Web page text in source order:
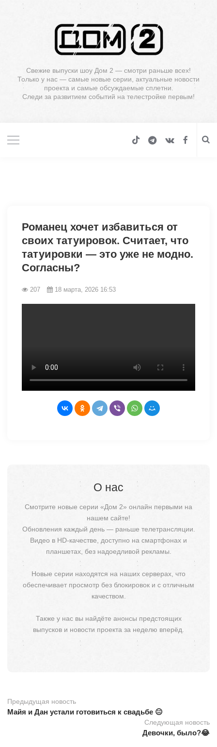
Свежие выпуски шоу Дом 2 — смотри раньше всех!
Только у нас — самые новые серии, актуальные новости
проекта и самые обсуждаемые сплетни.
Следи за развитием событий на телестройке первым!
Романец хочет избавиться от
своих татуировок. Считает, что
татуировки — это уже не модно.
Согласны?
207 18 марта, 2026 16:53
О нас
Смотрите новые серии «Дом 2» онлайн первыми на
нашем сайте!
Обновления каждый день — раньше телетрансляции.
Видео в HD-качестве, доступно на смартфонах и
планшетах, без надоедливой рекламы.
Новые серии находятся на наших серверах, что
обеспечивает просмотр без блокировок и с отличным
качеством.
Также у нас вы найдёте анонсы предстоящих
выпусков и новости проекта за неделю вперёд.
Предыдущая новость
Майя и Дан устали готовиться к свадьбе 😐
Следующая новость
Девочки, было?😂